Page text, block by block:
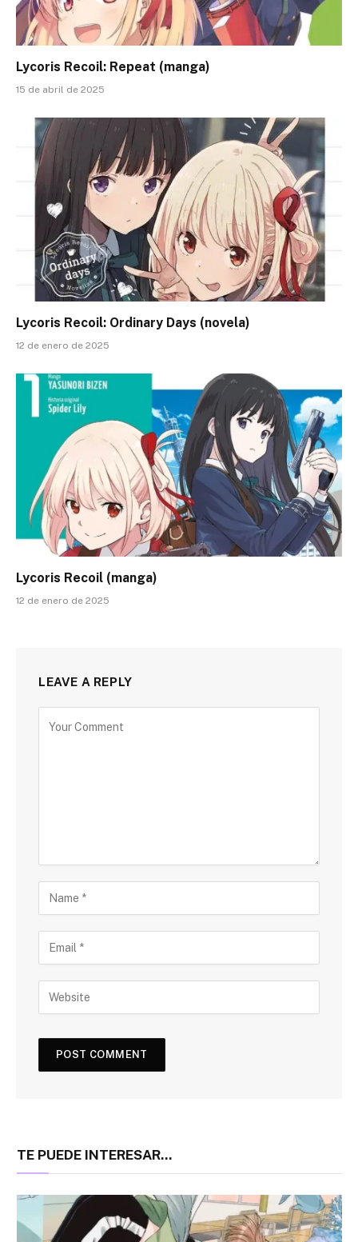
Lycoris Recoil: Repeat (manga)
15 de abril de 2025
Lycoris Recoil: Ordinary Days (novela)
12 de enero de 2025
Lycoris Recoil (manga)
12 de enero de 2025
LEAVE A REPLY
TE PUEDE INTERESAR...